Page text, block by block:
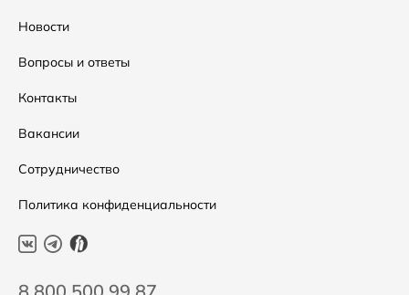
Распродажа
Подарочные сертификаты
Таблица размеров
Уход за одеждой
Новости
Вопросы и ответы
Контакты
Вакансии
Сотрудничество
Политика конфиденциальности